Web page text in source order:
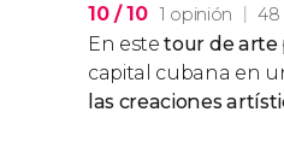
10/ 10 1 opinión 48
En este tour de arte
capital cubana en
las creaciones